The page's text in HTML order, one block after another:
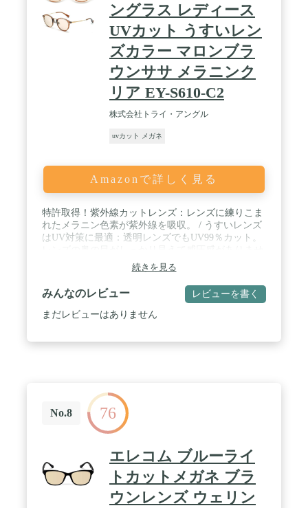
ングラス レディース
UVカット うすいレン
ズカラー マロンブラ
ウンササ メラニンク
リア EY-S610-C2
株式会社トライ・アングル
uvカット メガネ
Amazonで詳しく見る
特許取得！紫外線カットレンズ：レンズに練りこま
れたメラニン色素が紫外線を吸収。 / うすいレンズ
はUV対策に最適：透明レンズでもUV99％カット。
ん。 / ブルーライトカットで見る物がくっきり：散
乱しやすいブルーライトをカットすることで視界が
より鮮明に。 / 顔を広くカバーできるボストンシェ
イプはまぶしさと紫外線ケアに最適
続きを見る
みんなのレビュー レビューを書く
まだレビューはありません
No.8 76
エレコム ブルーライ
トカットメガネ ブラ
ウンレンズ ウェリン